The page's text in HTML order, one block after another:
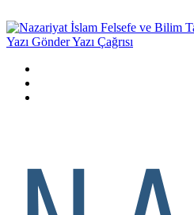
Yazı GönderYazı Çağrısı